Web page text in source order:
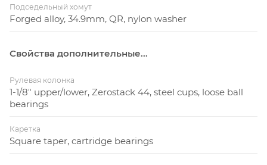
Подседельный хомут
Forged alloy, 34.9mm, QR, nylon washer
Свойства дополнительные...
Рулевая колонка
1-1/8" upper/lower, Zerostack 44, steel cups, loose ball
bearings
Каретка
Square taper, cartridge bearings